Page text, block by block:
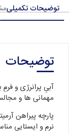
توضیحات تکمیلی
توضیحات
آبیِ پرانرژی و
مهمانی ها و
پارچه پیراهن
نرم و ایستایی